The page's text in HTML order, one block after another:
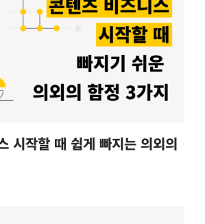
시작할 때 쉽게 빠지는 의외의